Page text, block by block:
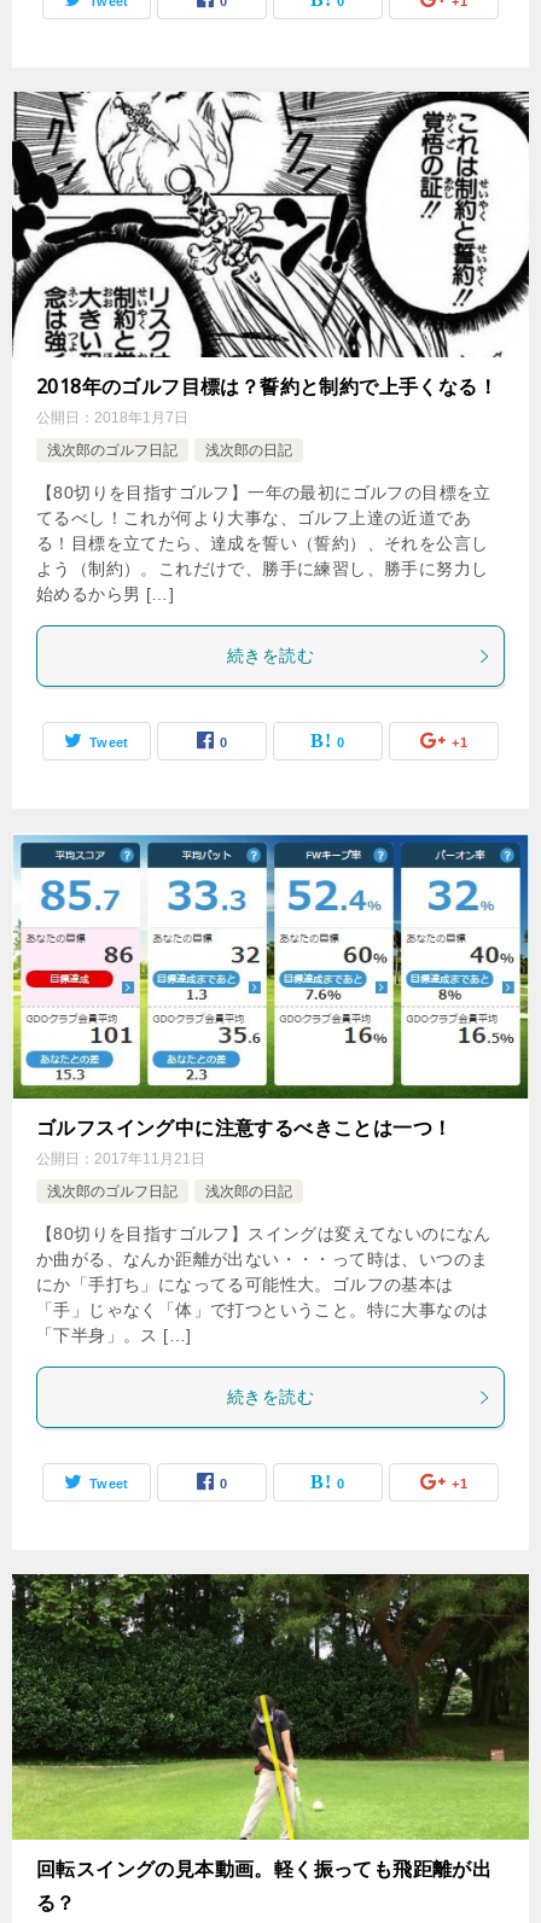
2018年のゴルフ目標は？誓約と制約で上手くなる！
公開日： 2018年1月7日
浅次郎のゴルフ日記
浅次郎の日記
【80切りを目指すゴルフ】一年の最初にゴルフの目標を立
てるべし！これが何より大事な、ゴルフ上達の近道であ
る！目標を立てたら、達成を誓い（誓約）、それを公言し
よう（制約）。これだけで、勝手に練習し、勝手に努力し
始めるから男 […]
続きを読む
Tweet 0 0 +1
ゴルフスイング中に注意するべきことは一つ！
公開日： 2017年11月21日
浅次郎のゴルフ日記
浅次郎の日記
【80切りを目指すゴルフ】スイングは変えてないのになん
か曲がる、なんか距離が出ない・・・って時は、いつのま
にか「手打ち」になってる可能性大。ゴルフの基本は
「手」じゃなく「体」で打つということ。特に大事なのは
「下半身」。ス […]
続きを読む
Tweet 0 0 +1
回転スイングの見本動画。軽く振っても飛距離が出
る？